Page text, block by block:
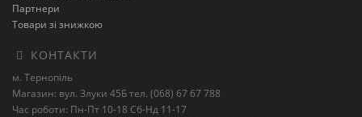
Партнери
Товари зі знижкою
КОНТАКТИ
м. Тернопіль
Магазин: вул. Злуки 45Б тел. (068) 67 67 788
Час роботи: Пн-Пт 10-18 Сб-Нд 11-17